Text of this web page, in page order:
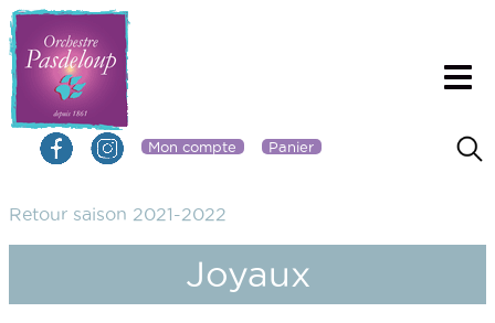
Mon compte Panier
Retour saison 2021-2022
Joyaux